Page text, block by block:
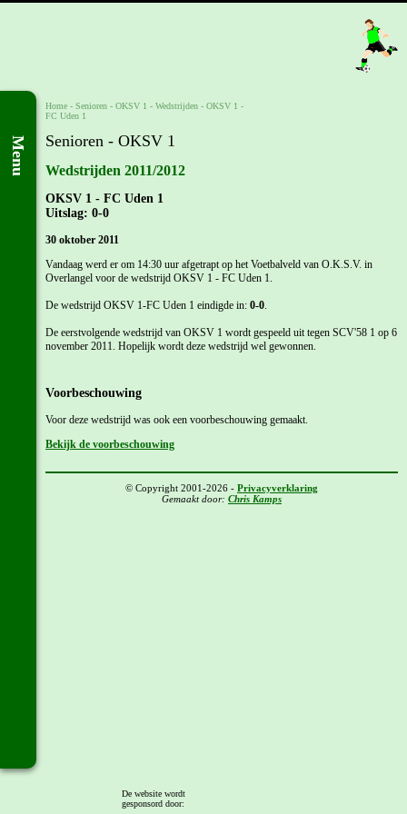
Menu
Home - Senioren - OKSV 1 - Wedstrijden - OKSV 1 -
FC Uden 1
Senioren - OKSV 1
Wedstrijden 2011/2012
OKSV 1 - FC Uden 1
Uitslag: 0-0
30 oktober 2011
Vandaag werd er om 14:30 uur afgetrapt op het Voetbalveld van O.K.S.V. in
Overlangel voor de wedstrijd OKSV 1 - FC Uden 1.
De wedstrijd OKSV 1-FC Uden 1 eindigde in: 0-0.
De eerstvolgende wedstrijd van OKSV 1 wordt gespeeld uit tegen SCV'58 1 op 6
november 2011. Hopelijk wordt deze wedstrijd wel gewonnen.
Voorbeschouwing
Voor deze wedstrijd was ook een voorbeschouwing gemaakt.
Bekijk de voorbeschouwing
© Copyright 2001-2026 - Privacyverklaring
Gemaakt door: Chris Kamps
De website wordt
gesponsord door: